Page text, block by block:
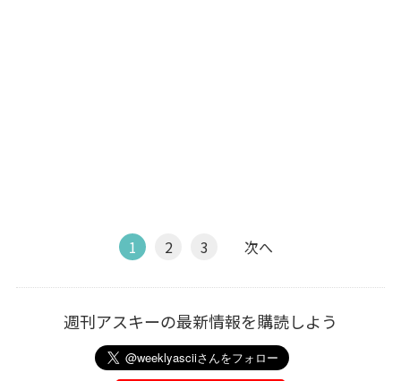
1 2 3 次へ
週刊アスキーの最新情報を購読しよう